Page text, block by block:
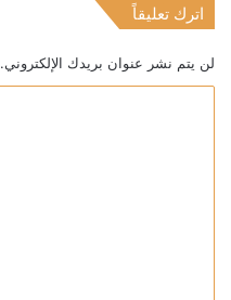
اترك تعليقاً
لن يتم نشر عنوان بريدك الإلكتروني.